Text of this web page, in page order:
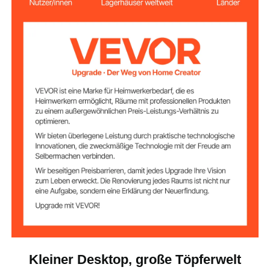
Aluminium-
Drehteller aus PP-
Kunststoff, Größe
14 Zoll / Ø 360 mm
Drehzahlbereich 30-300 U/min
Maximale
Tonkapazität
11 lbs / 5 kg
Geräuschpegel max. 55 dB
Geschwindigkeits
Kleiner Desktop, große Töpferwelt